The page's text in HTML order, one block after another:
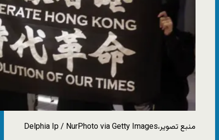
منبع تصویر،Delphia Ip / NurPhoto via Getty Images